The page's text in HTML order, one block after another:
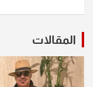
المقالات